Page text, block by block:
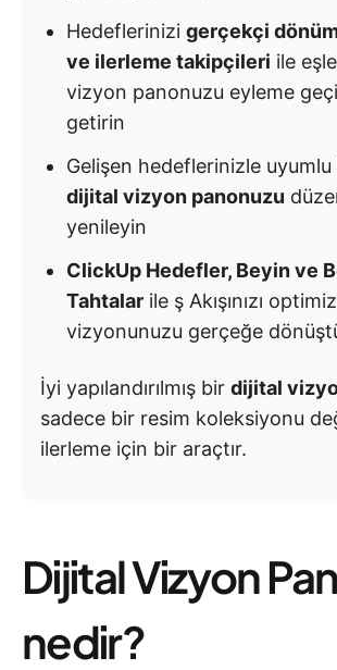
Hedeflerinizi gerçekçi
ve ilerleme takipçileri ile
vizyon panonuzu eyleme
getirin
Gelişen hedeflerinizle
dijital vizyon panonuzu
yenileyin
ClickUp Hedefler, Beyin ve
Tahtalar ile ş Akışınızı
vizyonunuzu gerçeğe
İyi yapılandırılmış bir dijital
sadece bir resim koleksiyonu
ilerleme için bir araçtır.
Dijital Vizyon
nedir?